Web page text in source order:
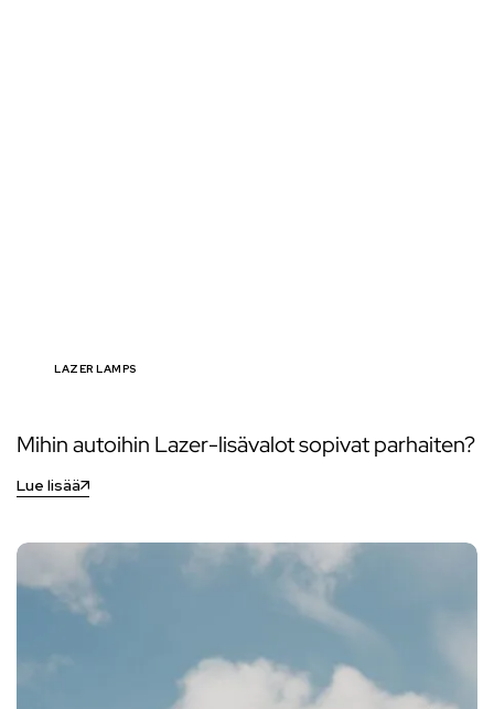
LAZER LAMPS
Mihin autoihin Lazer-lisävalot sopivat parhaiten?
Lue lisää